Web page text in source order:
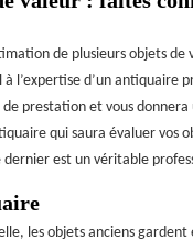
de plusieurs objets de
l’expertise d’un antiquaire
prestation et vous
qui saura évaluer vos
est un véritable
les objets anciens gardent